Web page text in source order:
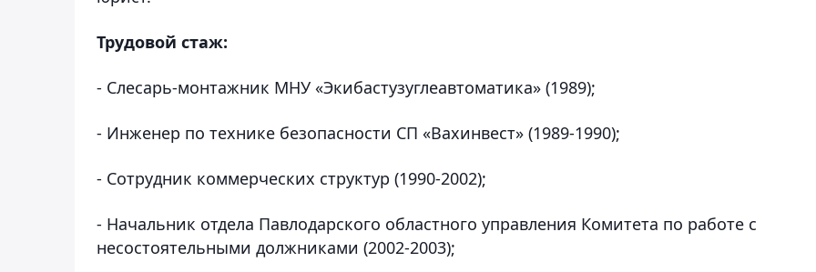
Трудовой стаж:
- Слесарь-монтажник МНУ «Экибастузуглеавтоматика» (1989);
- Инженер по технике безопасности СП «Вахинвест» (1989-1990);
- Сотрудник коммерческих структур (1990-2002);
- Начальник отдела Павлодарского областного управления Комитета по работе с
несостоятельными должниками (2002-2003);